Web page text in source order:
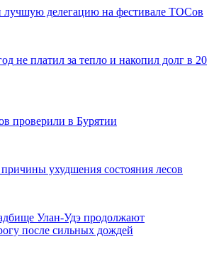
лучшую делегацию на фестивале ТОСов
не платил за тепло и накопил долг в 20
проверили в Бурятии
ухудшения состояния лесов
Улан-Удэ продолжают
после сильных дождей